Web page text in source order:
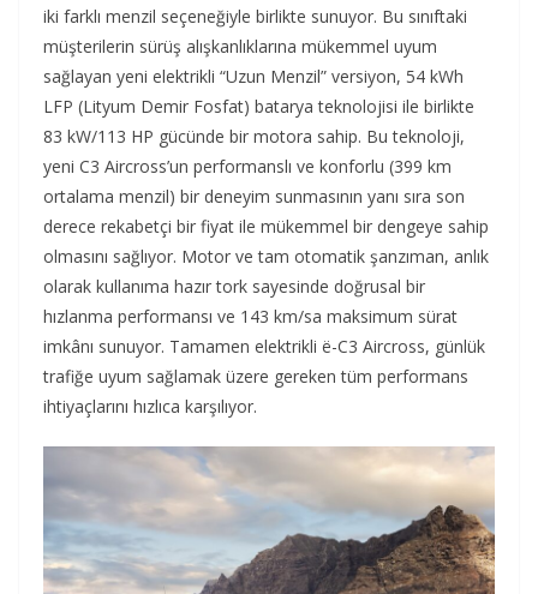
iki farklı menzil seçeneğiyle birlikte sunuyor. Bu sınıftaki
müşterilerin sürüş alışkanlıklarına mükemmel uyum
sağlayan yeni elektrikli “Uzun Menzil” versiyon, 54 kWh
LFP (Lityum Demir Fosfat) batarya teknolojisi ile birlikte
83 kW/113 HP gücünde bir motora sahip. Bu teknoloji,
yeni C3 Aircross’un performanslı ve konforlu (399 km
ortalama menzil) bir deneyim sunmasının yanı sıra son
derece rekabetçi bir fiyat ile mükemmel bir dengeye sahip
olmasını sağlıyor. Motor ve tam otomatik şanzıman, anlık
olarak kullanıma hazır tork sayesinde doğrusal bir
hızlanma performansı ve 143 km/sa maksimum sürat
imkânı sunuyor. Tamamen elektrikli ë-C3 Aircross, günlük
trafiğe uyum sağlamak üzere gereken tüm performans
ihtiyaçlarını hızlıca karşılıyor.